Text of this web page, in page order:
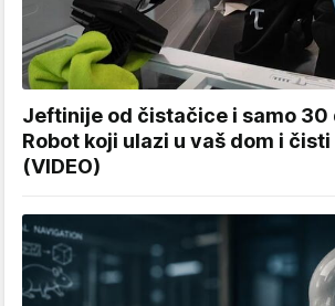
Jeftinije od čistačice i samo 30
Robot koji ulazi u vaš dom i
(VIDEO)